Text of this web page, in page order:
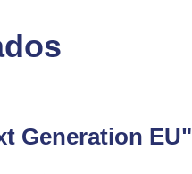
Generation EU"